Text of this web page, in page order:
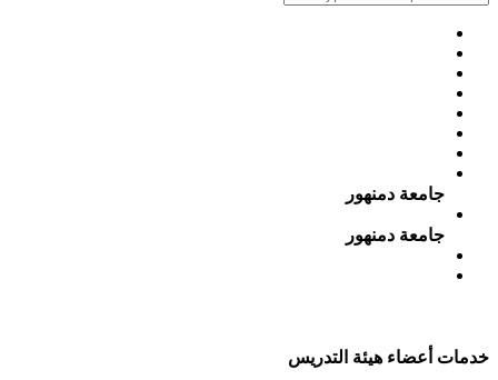
جامعة دمنهور
جامعة دمنهور
خدمات أعضاء هيئة التدريس